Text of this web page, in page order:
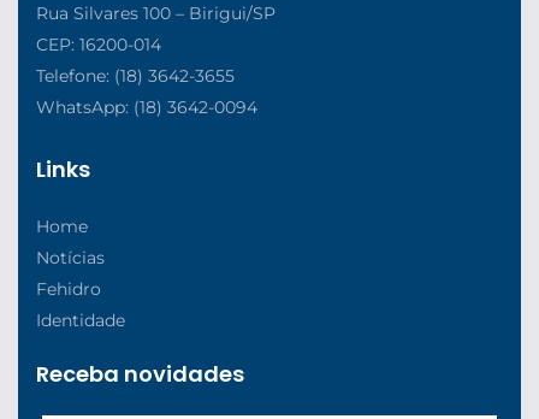
Rua Silvares 100 – Birigui/SP
CEP: 16200-014
Telefone: (18) 3642-3655
WhatsApp: (18) 3642-0094
Links
Home
Notícias
Fehidro
Identidade
Receba novidades